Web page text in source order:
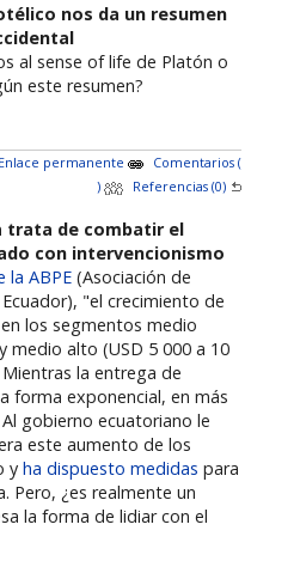
nos da un resumen
al sense of life de Platón o
este resumen?
Enlace permanente
Comentarios (
)
Referencias (0)
trata de combatir el
con intervencionismo
la ABPE (Asociación de
"el crecimiento de
los segmentos medio
medio alto (USD 5 000 a 10
la entrega de
forma exponencial, en más
gobierno ecuatoriano le
este aumento de los
yha dispuesto medidas para
Pero, ¿es realmente un
la forma de lidiar con el